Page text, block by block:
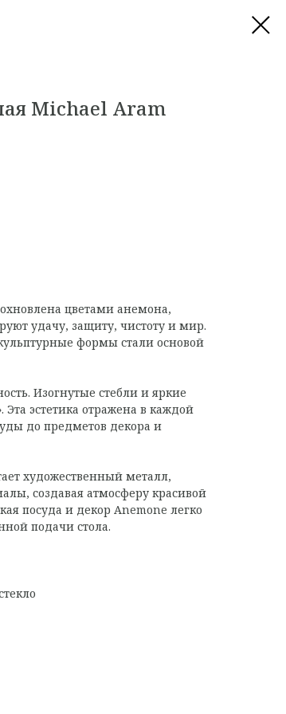
Michael Aram
цветами анемона,
удачу, защиту, чистоту и мир.
формы стали основой
Изогнутые стебли и яркие
эстетика отражена в каждой
до предметов декора и
художественный металл,
создавая атмосферу красивой
посуда и декор Anemone легко
подачи стола.